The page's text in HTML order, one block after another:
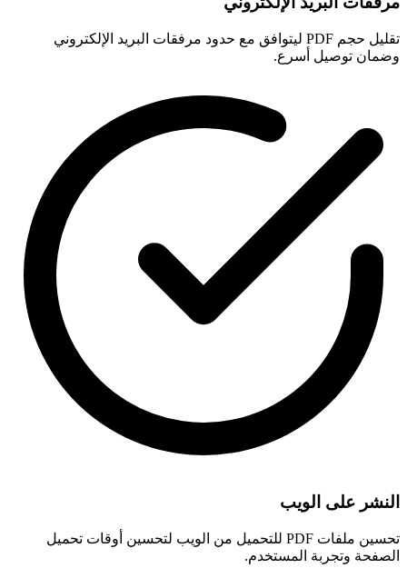
تقليل حجم PDF ليتوافق مع حدود مرفقات البريد الإلكتروني
وضمان توصيل أسرع.
النشر على الويب
تحسين ملفات PDF للتحميل من الويب لتحسين أوقات تحميل
الصفحة وتجربة المستخدم.